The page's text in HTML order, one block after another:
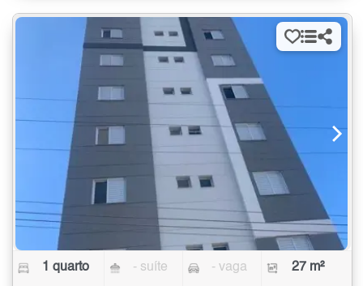
1 quarto - suíte - vaga 27 m²